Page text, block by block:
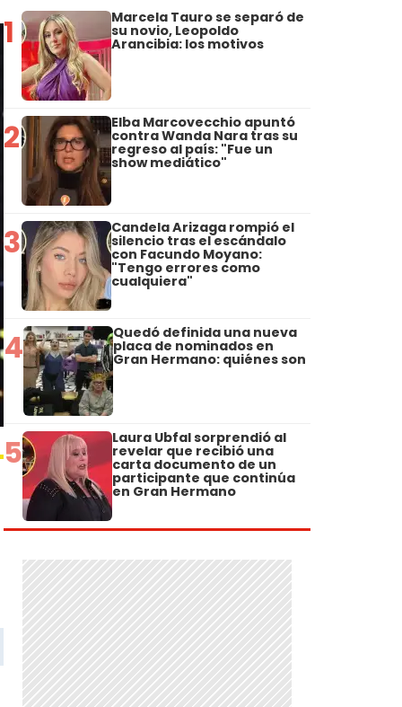
1 Marcela Tauro se separó de
su novio, Leopoldo
Arancibia: los motivos
2 Elba Marcovecchio apuntó
contra Wanda Nara tras su
regreso al país: "Fue un
show mediático"
3 Candela Arizaga rompió el
silencio tras el escándalo
con Facundo Moyano:
"Tengo errores como
cualquiera"
4 Quedó definida una nueva
placa de nominados en
Gran Hermano: quiénes son
5 Laura Ubfal sorprendió al
revelar que recibió una
carta documento de un
participante que continúa
en Gran Hermano